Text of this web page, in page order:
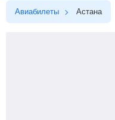
Авиабилеты Астана